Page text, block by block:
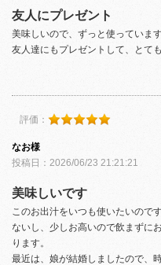
友人にプレゼント
美味しいので、ずっと使っています
友人達にもプレゼントして、とて
評価：
なお様
投稿日：2026/06/23 21:21:21
美味しいです
このお出汁をいつも使いたいので
ないし、少しお高いので飲まずに
ります。
最近は、娘が結婚しましたので、